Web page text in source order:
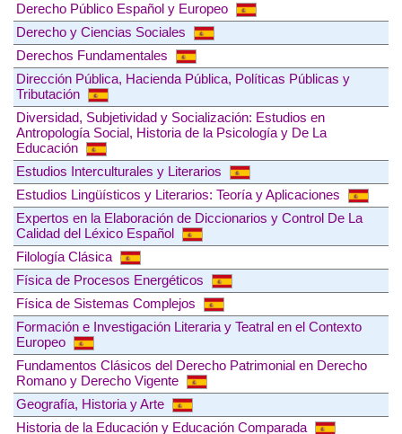
Derecho Público Español y Europeo
Derecho y Ciencias Sociales
Derechos Fundamentales
Dirección Pública, Hacienda Pública, Políticas Públicas y
Tributación
Diversidad, Subjetividad y Socialización: Estudios en
Antropología Social, Historia de la Psicología y De La
Educación
Estudios Interculturales y Literarios
Estudios Lingüísticos y Literarios: Teoría y Aplicaciones
Expertos en la Elaboración de Diccionarios y Control De La
Calidad del Léxico Español
Filología Clásica
Física de Procesos Energéticos
Física de Sistemas Complejos
Formación e Investigación Literaria y Teatral en el Contexto
Europeo
Fundamentos Clásicos del Derecho Patrimonial en Derecho
Romano y Derecho Vigente
Geografía, Historia y Arte
Historia de la Educación y Educación Comparada